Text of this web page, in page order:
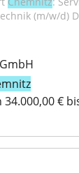
(m/w/d)
34.000,00 €